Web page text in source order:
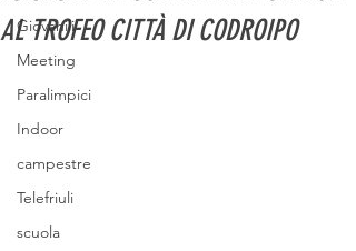
Giovanili
Meeting
Paralimpici
Indoor
campestre
Telefriuli
scuola
AL TROFEO CITTÀ DI CODROIPO